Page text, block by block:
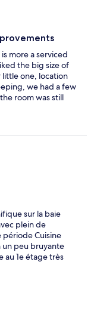
more a serviced
the big size of
one, location
we had a few
room was still
was really rude
the power
so but well, it could
sur la baie
plein de
période Cuisine
un peu bruyante
au 1e étage très